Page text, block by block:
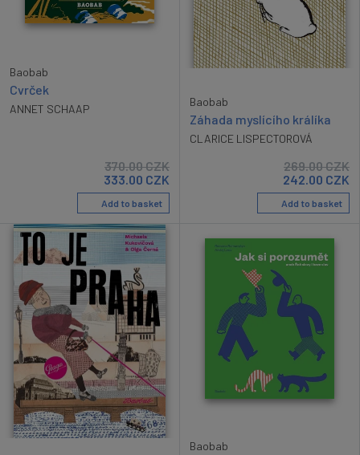
Baobab
Cvrček
ANNET SCHAAP
370.00CZK
333.00 CZK
Add to basket
Baobab
Záhada myslícího králíka
CLARICE LISPECTOROVÁ
269.00CZK
242.00 CZK
Add to basket
Baobab